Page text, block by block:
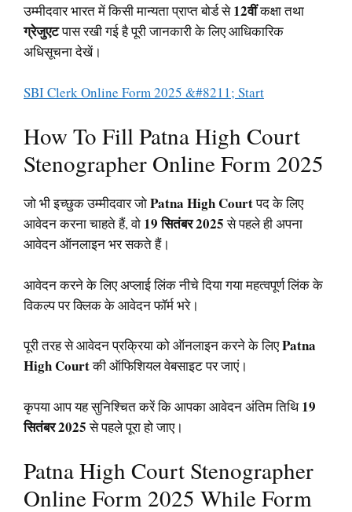
उम्मीदवार भारत में किसी मान्यता प्राप्त बोर्ड से12वींकक्षा तथा
ग्रेजुएटपास रखी गई है पूरी जानकारी के लिए आधिकारिक
अधिसूचना देखें।
SBI Clerk Online Form 2025 &#8211; Start
How To Fill Patna High Court
Stenographer Online Form 2025
जो भी इच्छुक उम्मीदवार जोPatna High Courtपद के लिए
आवेदन करना चाहते हैं, वो 19 सितंबर 2025से पहले ही अपना
आवेदन ऑनलाइन भर सकते हैं।
आवेदन करने के लिए अप्लाई लिंक नीचे दिया गया महत्वपूर्ण लिंक के
विकल्प पर क्लिक के आवेदन फॉर्म भरे।
पूरी तरह से आवेदन प्रक्रिया को ऑनलाइन करने के लिएPatna
High Courtकी ऑफिशियल वेबसाइट पर जाएं।
कृपया आप यह सुनिश्चित करें कि आपका आवेदन अंतिम तिथि19
सितंबर 2025से पहले पूरा हो जाए।
Patna High Court Stenographer
Online Form 2025 While Form